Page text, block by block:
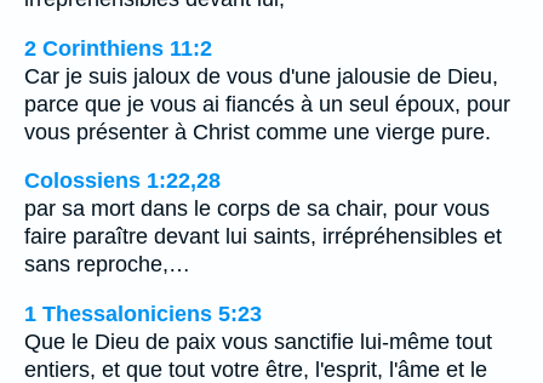
2 Corinthiens 11:2
Car je suis jaloux de vous d'une jalousie de Dieu,
parce que je vous ai fiancés à un seul époux, pour
vous présenter à Christ comme une vierge pure.
Colossiens 1:22,28
par sa mort dans le corps de sa chair, pour vous
faire paraître devant lui saints, irrépréhensibles et
sans reproche,…
1 Thessaloniciens 5:23
Que le Dieu de paix vous sanctifie lui-même tout
entiers, et que tout votre être, l'esprit, l'âme et le